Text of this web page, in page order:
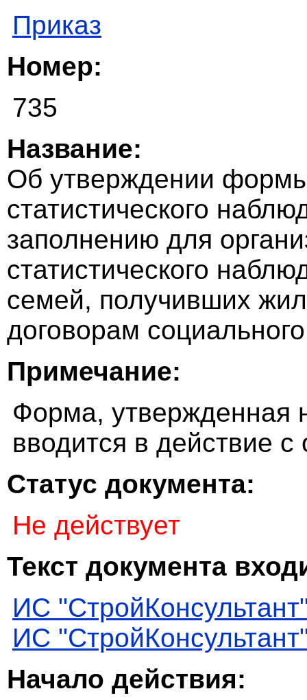
Приказ
Номер:
735
Название:
Об утверждении
статистического
заполнению для
статистического
семей, получивших
договорам
Примечание:
Форма, утвержденная
вводится в действие с
Статус документа:
Не действует
Текст документа
ИС
ИС
Начало действия: